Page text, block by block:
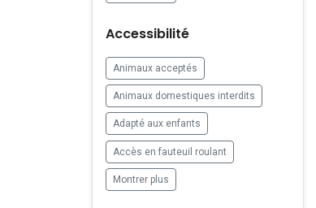
Accessibilité
Animaux acceptés
Animaux domestiques interdits
Adapté aux enfants
Accès en fauteuil roulant
Montrer plus